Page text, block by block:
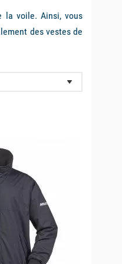
la voile. Ainsi, vous
des vestes de
membrane. Celle-
les
vestes de quart
La durée de vie de
soignées. Vous
les capacités de
homme & femme